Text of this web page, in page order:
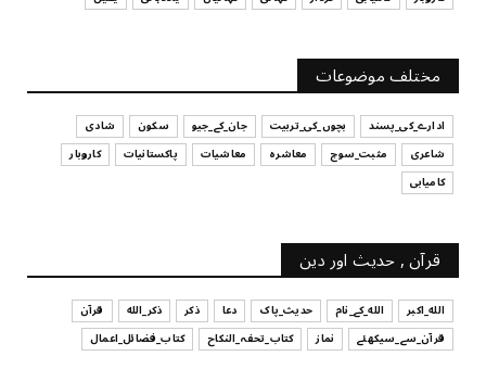
آپ کا فیصلہ کرنے کا انداز
July 29, 2026
مختلف موضوعات
ادارے_کی_پسند بچوں_کی_تربیت جان_کے_جیو سکون
شادی
شاعری
مثبت_سوچ معاشرہ معاشیات پاکستانیات
کاروبار
کامیابی
قرآن , حدیث اور دین
الله_اکبر الله_کے_نام حدیث_پاک دعا ذکر ذکر_الله
قرآن
قرآن_سے_سیکھئے
نماز کتاب_تحفہ_النکاح کتاب_فضائل_اعمال